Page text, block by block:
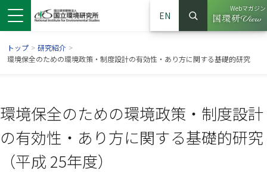
EN
サイト内検索
検索
Webマガジン
（別ウイ
トップ > 研究紹介 >
環境保全のための環境政策・制度設計の有効性・あり方に関する基礎的研究
環境保全のための環境政策・制度設計
の有効性・あり方に関する基礎的研究
（平成 25年度）